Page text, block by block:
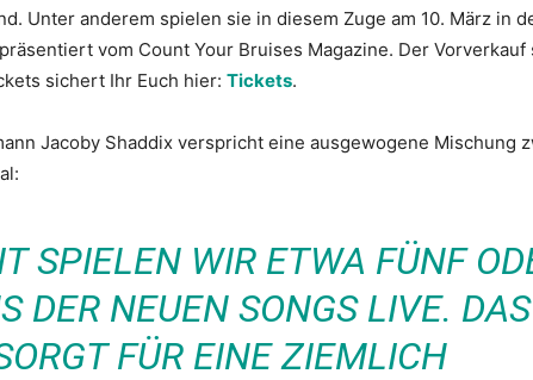
Unter anderem spielen sie in diesem Zuge am 10. März in
vom Count Your Bruises Magazine. Der
sichert Ihr Euch hier: Tickets.
Jacoby Shaddix verspricht eine ausgewogene Mischung
SPIELEN WIR ETWA FÜNF
DER NEUEN SONGS LIVE. DAS
FÜR EINE ZIEMLICH